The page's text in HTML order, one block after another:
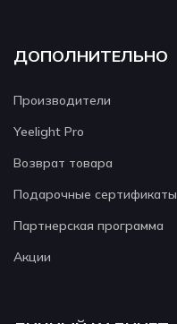
ДОПОЛНИТЕЛЬНО
Производители
Yeelight Pro
Возврат товара
Подарочные сертификаты
Партнерская программа
Акции